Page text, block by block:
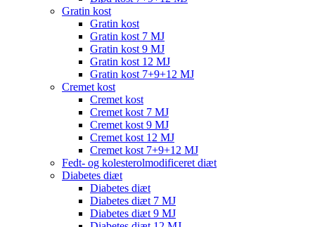
Gratin kost
Gratin kost
Gratin kost 7 MJ
Gratin kost 9 MJ
Gratin kost 12 MJ
Gratin kost 7+9+12 MJ
Cremet kost
Cremet kost
Cremet kost 7 MJ
Cremet kost 9 MJ
Cremet kost 12 MJ
Cremet kost 7+9+12 MJ
Fedt- og kolesterolmodificeret diæt
Diabetes diæt
Diabetes diæt
Diabetes diæt 7 MJ
Diabetes diæt 9 MJ